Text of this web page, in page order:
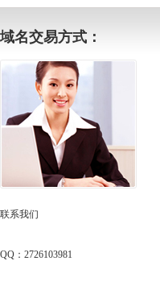
域名交易方式：
联系我们
QQ：2726103981